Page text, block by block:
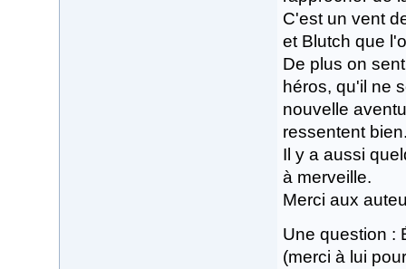
C'est un vent
et Blutch que
De plus on
héros, qu'il ne
nouvelle
ressentent
Il y a aussi
à merveille.
Merci aux
Une question :
(merci à lui